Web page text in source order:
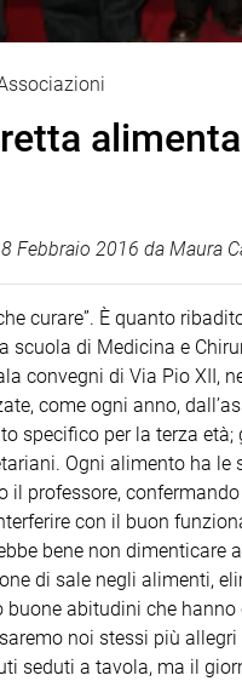
Febbraio 2016 da Maura
curare”. È quanto
scuola di Medicina e
convegni di Via Pio XII,
come ogni anno,
specifico per la terza età;
Ogni alimento ha
il professore,
con il buon
bene non
di sale negli alimenti,
abitudini che
noi stessi più
seduti a tavola, ma il